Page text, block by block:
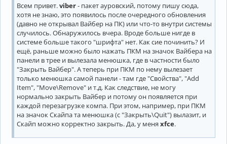
Всем привет.viber- пакет ауровский, потому пишу сюда,
хотя не знаю, это появилось после очередного обновления
(давно не открывал Вайбер на ПК) или что-то внутри системы
случилось. Обнаружилось вчера. Вроде больше нигде в
системе больше такого "шрифта" нет. Как сие починить? И
ещё, раньше можно было нажать ПКМ на значок Вайбера на
панели в трее и вылезала менюшка, где в частности было
"Закрыть Вайбер". А теперь при ПКМ по нему вылезает
только менюшка самой панели - там где "Свойства", "Add
Item", "Move\Remove" и т.д. Как следствие, не могу
нормально закрыть Вайбер и потому он появляется при
каждой перезагрузке компа. При этом, например, при ПКМ
на значок Скайпа та менюшка (с "Закрыть\Quit") вылазит, и
Скайп можно корректно закрыть. Да, у меня xfce.